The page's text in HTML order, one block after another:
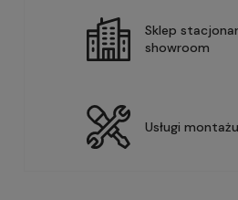
Sklep
showroom
Usługi montażu